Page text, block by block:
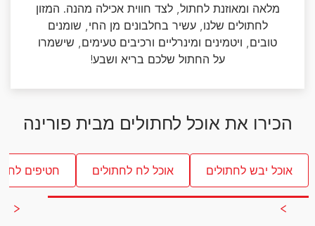
מלאה ומאוזנת לחתול, לצד חווית אכילה מהנה. המזון
לחתולים שלנו, עשיר בחלבונים מן החי, שומנים
טובים, ויטמינים ומינרליים ורכיבים טעימים, שישמרו
על החתול שלכם בריא ושבע!
הכירו את אוכל לחתולים מבית פורינה
אוכל יבש לחתולים אוכל לח לחתולים חטיפים